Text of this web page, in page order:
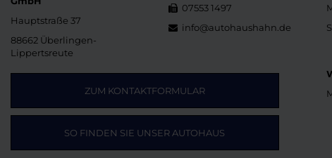
Hauptstraße 37
88662 Überlingen-
Lippertsreute
07553 1497
info@autohaushahn.de
ZUM KONTAKTFORMULAR
SO FINDEN SIE UNSER AUTOHAUS